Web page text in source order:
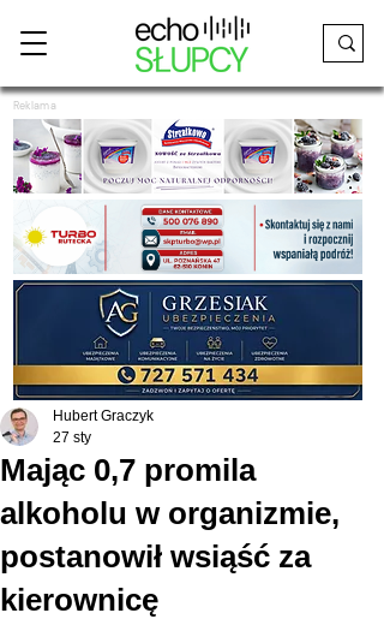
Reklama
Mając 0,7 promila
alkoholu w organizmie,
postanowił wsiąść za
kierownicę
Hubert Graczyk
27 sty